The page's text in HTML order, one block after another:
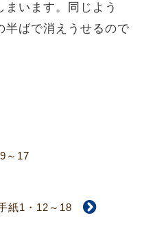
います。同じよう
半ばで消えうせるので
～17
紙1・12～18